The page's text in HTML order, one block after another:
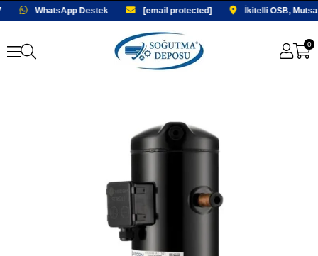
WhatsApp Destek [email protected] İkitelli OSB,
0